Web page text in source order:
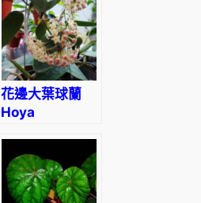
花邊大葉球蘭
Hoya